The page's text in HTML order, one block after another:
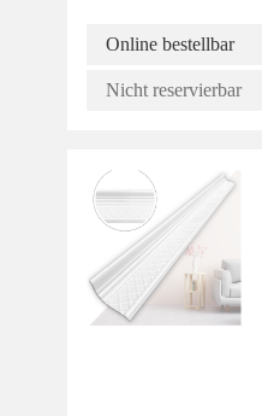
Online bestellbar
Nicht reservierbar